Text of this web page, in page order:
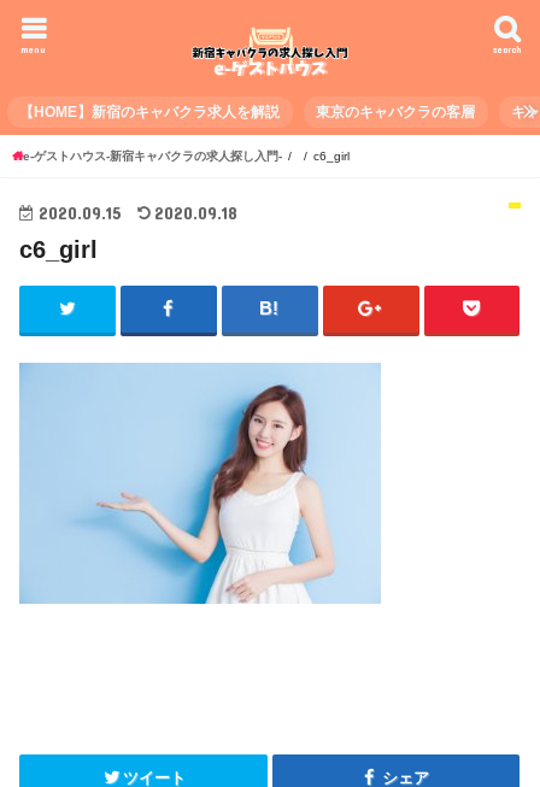
search
menu
【HOME】新宿のキャバクラ求人を解説 東京のキャバクラの客層 キ
e-ゲストハウス-新宿キャバクラの求人探し入門- c6_girl
2020.09.15 2020.09.18
c6_girl
ツイート シェア